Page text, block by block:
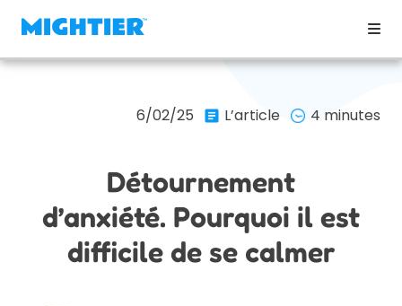
6/02/25 L’article 4 minutes
Détournement
d’anxiété. Pourquoi il est
difficile de se calmer